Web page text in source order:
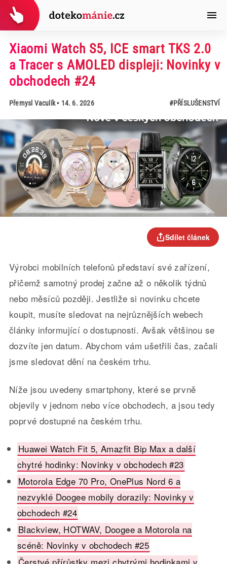
Xiaomi Watch S5, ICE smart TKS 2.0
a Tracer s AMOLED displeji: Novinky v
obchodech #24
Přemysl Vaculík• 14. 6. 2026 #PŘÍSLUŠENSTVÍ
Sdílet článek
Výrobci mobilních telefonů představí své zařízení,
přičemž samotný prodej začne až o několik týdnů
nebo měsíců později. Jestliže si novinku chcete
koupit, musíte sledovat na nejrůznějších webech
články informující o dostupnosti. Avšak většinou se
dozvíte jen datum. Abychom vám ušetřili čas, začali
jsme sledovat dění na českém trhu.
Níže jsou uvedeny smartphony, které se prvně
objevily v jednom nebo více obchodech, a jsou tedy
poprvé dostupné na českém trhu.
Huawei Watch Fit 5, Amazfit Bip Max a další
chytré hodinky: Novinky v obchodech #23
Motorola Edge 70 Pro, OnePlus Nord 6 a
nezvyklé Doogee mobily dorazily: Novinky v
obchodech #24
Blackview, HOTWAV, Doogee a Motorola na
scéně: Novinky v obchodech #25